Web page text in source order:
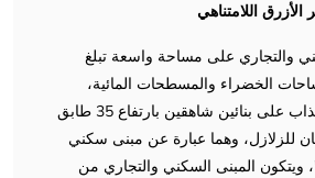
اللامتناهي
والتجاري على مساحة واسعة تبلغ
بالمساحات الخضراء والمسطحات المائية،
ويحتوي المشروع الجذاب على بنائين شاهقين بارتفاع 35 طابق
للزلازل، وهما عبارة عن مبنى سكني
ويتكون المبنى السكني والتجاري من